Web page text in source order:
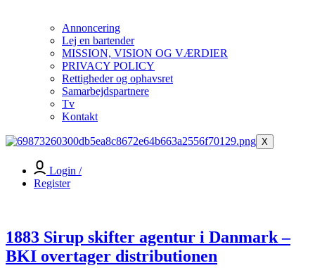
Annoncering
Lej en bartender
MISSION, VISION OG VÆRDIER
PRIVACY POLICY
Rettigheder og ophavsret
Samarbejdspartnere
Tv
Kontakt
X
Login /
Register
1883 Sirup skifter agentur i Danmark –
BKI overtager distributionen